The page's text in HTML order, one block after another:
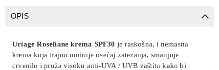
OPIS
Uriage Roseliane krema SPF30 je raskošna, i nemasna
krema koja trajno umiruje osećaj zatezanja, smanjuje
crvenilo i pruža visoku anti-UVA / UVB zaštitu kako bi